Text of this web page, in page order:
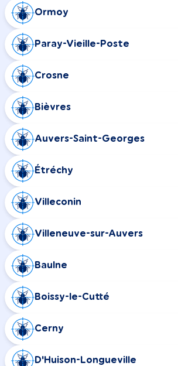
Ormoy
Paray-Vieille-Poste
Crosne
Bièvres
Auvers-Saint-Georges
Étréchy
Villeconin
Villeneuve-sur-Auvers
Baulne
Boissy-le-Cutté
Cerny
D'Huison-Longueville